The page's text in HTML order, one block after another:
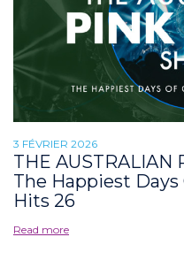
3 FÉVRIER 2026
THE AUSTRALIAN
The Happiest
Hits 26
Read more